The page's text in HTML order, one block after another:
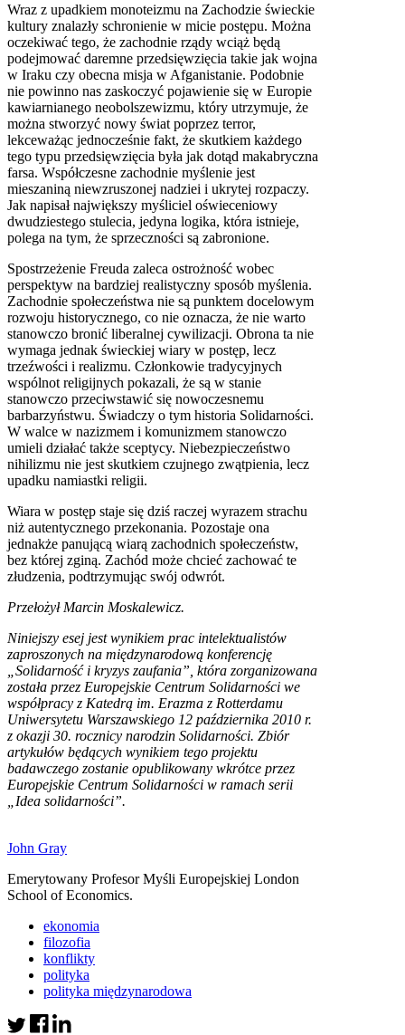
Wraz z upadkiem monoteizmu na Zachodzie świeckie
kultury znalazły schronienie w micie postępu. Można
oczekiwać tego, że zachodnie rządy wciąż będą
podejmować daremne przedsięwzięcia takie jak wojna
w Iraku czy obecna misja w Afganistanie. Podobnie
nie powinno nas zaskoczyć pojawienie się w Europie
kawiarnianego neobolszewizmu, który utrzymuje, że
można stworzyć nowy świat poprzez terror,
lekceważąc jednocześnie fakt, że skutkiem każdego
tego typu przedsięwzięcia była jak dotąd makabryczna
farsa. Współczesne zachodnie myślenie jest
mieszaniną niewzruszonej nadziei i ukrytej rozpaczy.
Jak napisał największy myśliciel oświeceniowy
dwudziestego stulecia, jedyna logika, która istnieje,
polega na tym, że sprzeczności są zabronione.
Spostrzeżenie Freuda zaleca ostrożność wobec
perspektyw na bardziej realistyczny sposób myślenia.
Zachodnie społeczeństwa nie są punktem docelowym
rozwoju historycznego, co nie oznacza, że nie warto
stanowczo bronić liberalnej cywilizacji. Obrona ta nie
wymaga jednak świeckiej wiary w postęp, lecz
trzeźwości i realizmu. Członkowie tradycyjnych
wspólnot religijnych pokazali, że są w stanie
stanowczo przeciwstawić się nowoczesnemu
barbarzyństwu. Świadczy o tym historia Solidarności.
W walce w nazizmem i komunizmem stanowczo
umieli działać także sceptycy. Niebezpieczeństwo
nihilizmu nie jest skutkiem czujnego zwątpienia, lecz
upadku namiastki religii.
Wiara w postęp staje się dziś raczej wyrazem strachu
niż autentycznego przekonania. Pozostaje ona
jednakże panującą wiarą zachodnich społeczeństw,
bez której zginą. Zachód może chcieć zachować te
złudzenia, podtrzymując swój odwrót.
Przełożył Marcin Moskalewicz.
Niniejszy esej jest wynikiem prac intelektualistów
zaproszonych na międzynarodową konferencję
„Solidarność i kryzys zaufania”, która zorganizowana
została przez Europejskie Centrum Solidarności we
współpracy z Katedrą im. Erazma z Rotterdamu
Uniwersytetu Warszawskiego 12 października 2010 r.
z okazji 30. rocznicy narodzin Solidarności. Zbiór
artykułów będących wynikiem tego projektu
badawczego zostanie opublikowany wkrótce przez
Europejskie Centrum Solidarności w ramach serii
„Idea solidarności”.
John Gray
Emerytowany Profesor Myśli Europejskiej London
School of Economics.
ekonomia
filozofia
konflikty
polityka
polityka międzynarodowa